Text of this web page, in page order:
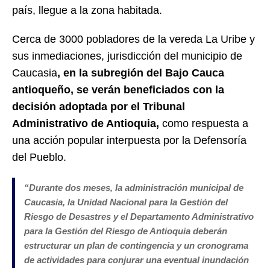
país, llegue a la zona habitada.
Cerca de 3000 pobladores de la vereda La Uribe y
sus inmediaciones, jurisdicción del municipio de
Caucasia, en la subregión del Bajo Cauca
antioqueño, se verán beneficiados con la
decisión adoptada por el Tribunal
Administrativo de Antioquia, como respuesta a
una acción popular interpuesta por la Defensoría
del Pueblo.
“Durante dos meses, la administración municipal de
Caucasia, la Unidad Nacional para la Gestión del
Riesgo de Desastres y el Departamento Administrativo
para la Gestión del Riesgo de Antioquia deberán
estructurar un plan de contingencia y un cronograma
de actividades para conjurar una eventual inundación